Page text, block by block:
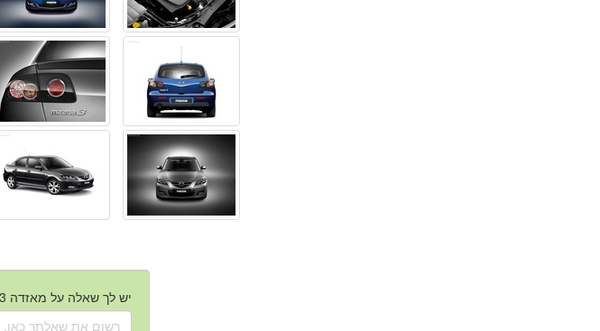
יש לך שאלה על מאזדה 3 2004 - 2009 יד שנייה?